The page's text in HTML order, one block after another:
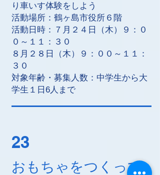
り車いす体験をしよう
活動場所：鶴ヶ島市役所６階
活動日時：７月２４日（木）９：０
０～１１：３０
８月２８日（木）９：００～１１：
３０
対象年齢・募集人数：中学生から大
学生１日6人まで
23
おもちゃをつくって